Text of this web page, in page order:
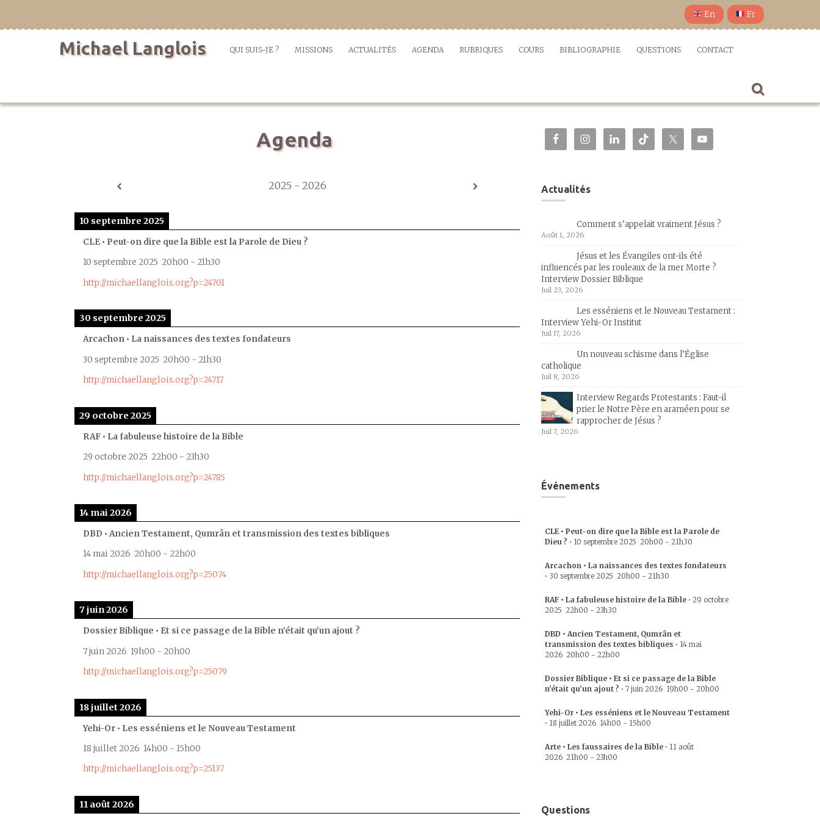
En Fr
Michael Langlois QUI SUIS-JE ? MISSIONS ACTUALITÉS AGENDA RUBRIQUES COURS BIBLIOGRAPHIE QUESTIONS CONTACT
Agenda
2025 - 2026
10 septembre 2025
CLE • Peut-on dire que la Bible est la Parole de Dieu ?
10 septembre 2025 20h00 - 21h30
http://michaellanglois.org?p=24701
30 septembre 2025
Arcachon • La naissances des textes fondateurs
30 septembre 2025 20h00 - 21h30
http://michaellanglois.org?p=24717
29 octobre 2025
RAF • La fabuleuse histoire de la Bible
29 octobre 2025 22h00 - 23h30
http://michaellanglois.org?p=24785
14 mai 2026
DBD • Ancien Testament, Qumrân et transmission des textes bibliques
14 mai 2026 20h00 - 22h00
http://michaellanglois.org?p=25074
7 juin 2026
Dossier Biblique • Et si ce passage de la Bible n’était qu’un ajout ?
7 juin 2026 19h00 - 20h00
http://michaellanglois.org?p=25079
18 juillet 2026
Yehi-Or • Les esséniens et le Nouveau Testament
18 juillet 2026 14h00 - 15h00
http://michaellanglois.org?p=25137
11 août 2026
Actualités
Comment s’appelait vraiment Jésus ?
Août 1, 2026
Jésus et les Évangiles ont-ils été
influencés par les rouleaux de la mer Morte ?
Interview Dossier Biblique
Juil 23, 2026
Les esséniens et le Nouveau Testament :
Interview Yehi-Or Institut
Juil 17, 2026
Un nouveau schisme dans l’Église
catholique
Juil 8, 2026
Interview Regards Protestants : Faut-il
prier le Notre Père en araméen pour se
rapprocher de Jésus ?
Juil 7, 2026
Événements
CLE • Peut-on dire que la Bible est la Parole de
Dieu ? • 10 septembre 2025 20h00 - 21h30
Arcachon • La naissances des textes fondateurs
• 30 septembre 2025 20h00 - 21h30
RAF • La fabuleuse histoire de la Bible • 29 octobre
2025 22h00 - 23h30
DBD • Ancien Testament, Qumrân et
transmission des textes bibliques • 14 mai
2026 20h00 - 22h00
Dossier Biblique • Et si ce passage de la Bible
n’était qu’un ajout ? • 7 juin 2026 19h00 - 20h00
Yehi-Or • Les esséniens et le Nouveau Testament
• 18 juillet 2026 14h00 - 15h00
Arte • Les faussaires de la Bible • 11 août
2026 21h00 - 23h00
Questions